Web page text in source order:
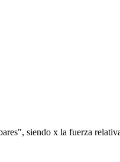
siendo x la fuerza